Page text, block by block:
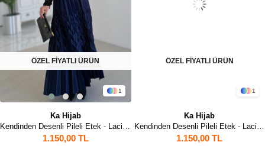
1
Ka Hijab
Kendinden Desenli Pileli Etek - Lacivert
1.150,00 TL
ÖZEL FİYATLI ÜRÜN
1
Ka Hijab
Kendinden Desenli Pileli Etek - Lacivert
1.150,00 TL
ÖZEL FİYATLI ÜRÜN